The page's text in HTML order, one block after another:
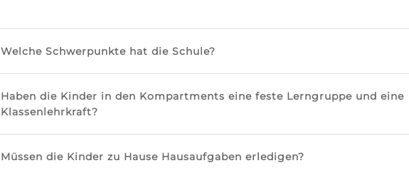
Welche Schwerpunkte hat die Schule?
Haben die Kinder in den Kompartments eine feste Lerngruppe und eine
Klassenlehrkraft?
Müssen die Kinder zu Hause Hausaufgaben erledigen?